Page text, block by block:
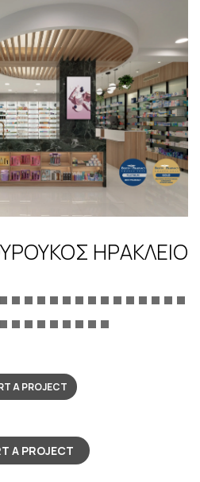
ΗΡΑΚΛΕΙΟ
A PROJECT
A PROJECT